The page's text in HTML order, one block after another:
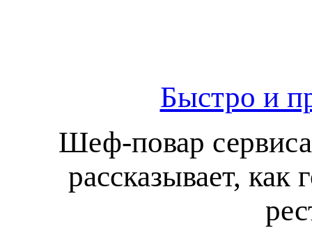
Быстро и
Шеф-повар
рассказывает,